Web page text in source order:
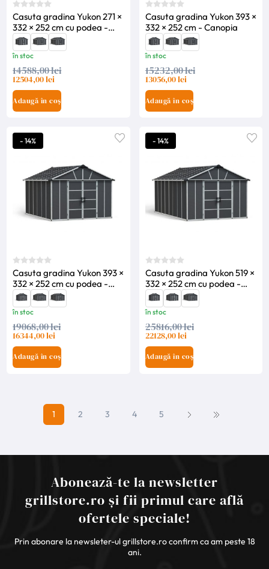
Casuta gradina Yukon 271 ×
332 × 252 cm cu podea -
Canopia
în stoc
14588,00 lei
12504,00 lei
Adaugă în coș
Casuta gradina Yukon 393 ×
332 × 252 cm - Canopia
în stoc
15232,00 lei
13056,00 lei
Adaugă în coș
- 14%
Casuta gradina Yukon 393 ×
332 × 252 cm cu podea -
Canopia
în stoc
19068,00 lei
16344,00 lei
Adaugă în coș
- 14%
Casuta gradina Yukon 519 ×
332 × 252 cm cu podea -
Canopia
în stoc
25816,00 lei
22128,00 lei
Adaugă în coș
1 2 3 4 5
Abonează-te la newsletter
grillstore.ro și fii primul care află
ofertele speciale!
Prin abonare la newsleter-ul grillstore.ro confirm ca am peste 18
ani.